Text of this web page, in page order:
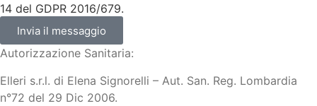
14 del GDPR 2016/679.
Invia il messaggio
Autorizzazione Sanitaria:
Elleri s.r.l. di Elena Signorelli – Aut. San. Reg. Lombardia
n°72 del 29 Dic 2006.